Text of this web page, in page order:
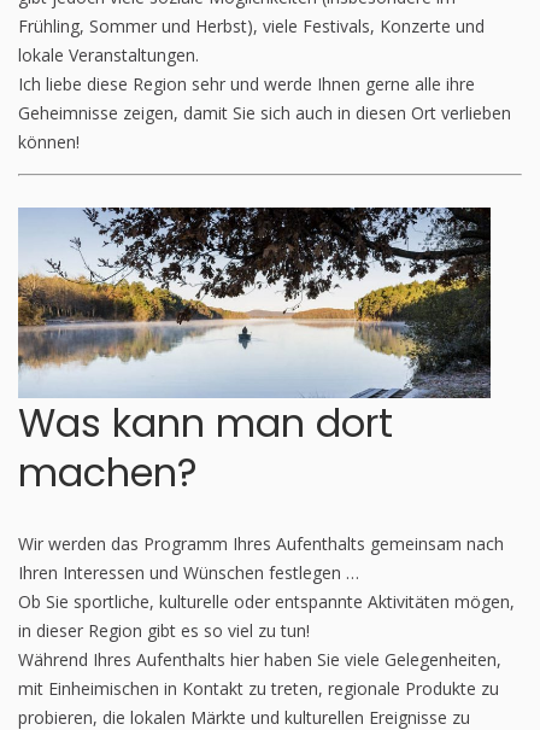
Frühling, Sommer und Herbst), viele Festivals, Konzerte und
lokale Veranstaltungen.
Ich liebe diese Region sehr und werde Ihnen gerne alle ihre
Geheimnisse zeigen, damit Sie sich auch in diesen Ort verlieben
können!
Was kann man dort
machen?
Wir werden das Programm Ihres Aufenthalts gemeinsam nach
Ihren Interessen und Wünschen festlegen …
Ob Sie sportliche, kulturelle oder entspannte Aktivitäten mögen,
in dieser Region gibt es so viel zu tun!
Während Ihres Aufenthalts hier haben Sie viele Gelegenheiten,
mit Einheimischen in Kontakt zu treten, regionale Produkte zu
probieren, die lokalen Märkte und kulturellen Ereignisse zu